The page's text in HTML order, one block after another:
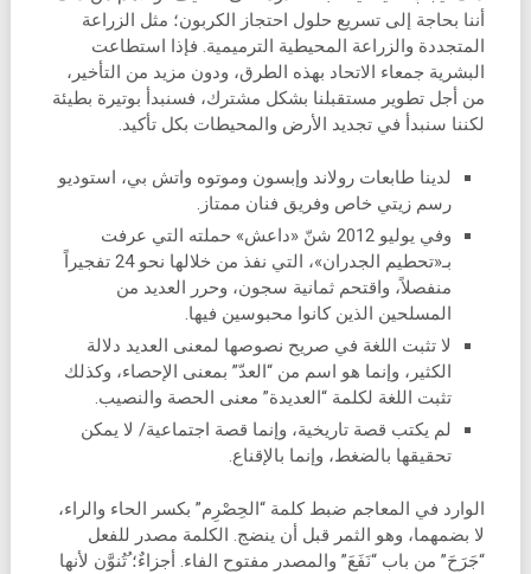
أننا بحاجة إلى تسريع حلول احتجاز الكربون؛ مثل الزراعة
المتجددة والزراعة المحيطية الترميمية. فإذا استطاعت
البشرية جمعاء الاتحاد بهذه الطرق، ودون مزيد من التأخير،
من أجل تطوير مستقبلنا بشكل مشترك، فسنبدأ بوتيرة بطيئة
لكننا سنبدأ في تجديد الأرض والمحيطات بكل تأكيد.
لدينا طابعات رولاند وإبسون وموتوه واتش بي، استوديو
رسم زيتي خاص وفريق فنان ممتاز.
وفي يوليو 2012 شنّ «داعش» حملته التي عرفت
بـ«تحطيم الجدران»، التي نفذ من خلالها نحو 24 تفجيراً
منفصلاً، واقتحم ثمانية سجون، وحرر العديد من
المسلحين الذين كانوا محبوسين فيها.
لا تثبت اللغة في صريح نصوصها لمعنى العديد دلالة
الكثير، وإنما هو اسم من “العدّ” بمعنى الإحصاء، وكذلك
تثبت اللغة لكلمة “العديدة” معنى الحصة والنصيب.
لم يكتب قصة تاريخية، وإنما قصة اجتماعية/ لا يمكن
تحقيقها بالضغط، وإنما بالإقناع.
الوارد في المعاجم ضبط كلمة “الحِصْرِم” بكسر الحاء والراء،
لا بضمهما، وهو الثمر قبل أن ينضج. الكلمة مصدر للفعل
“جَرَحَ” من باب “نَفَعَ” والمصدر مفتوح الفاء. أجزاءٌ؛ ُتُنوَّن لأنها